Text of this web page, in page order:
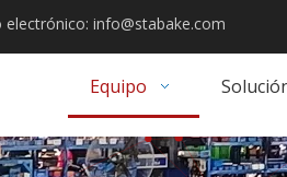
electrónico: info@stabake.com
Equipo